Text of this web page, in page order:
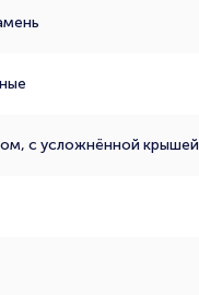
с усложнённой крышей